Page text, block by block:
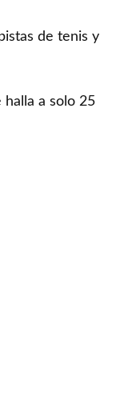
de tenis y
halla a solo 25